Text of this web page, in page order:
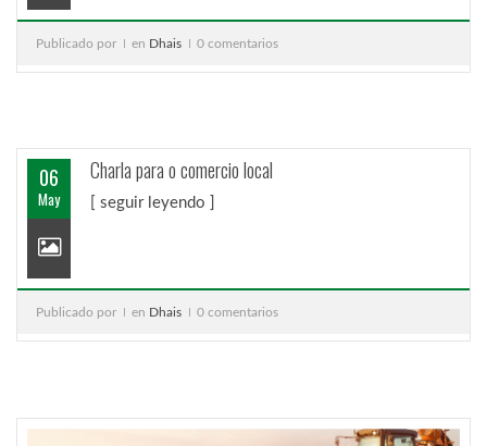
Publicado por en Dhais 0 comentarios
06
May
Charla para o comercio local
[ seguir leyendo ]
Publicado por en Dhais 0 comentarios